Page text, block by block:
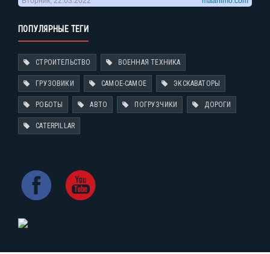
ПОПУЛЯРНЫЕ ТЕГИ
СТРОИТЕЛЬСТВО ВОЕННАЯ ТЕХНИКА
ГРУЗОВИКИ САМОЕ-САМОЕ ЭКСКАВАТОРЫ
РОБОТЫ АВТО ПОГРУЗЧИКИ ДОРОГИ
CATERPILLAR